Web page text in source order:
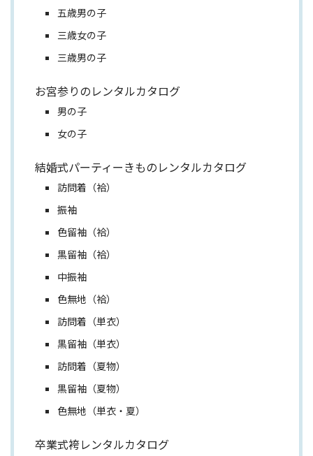
五歳男の子
三歳女の子
三歳男の子
お宮参りのレンタルカタログ
男の子
女の子
結婚式パーティーきものレンタルカタログ
訪問着（袷）
振袖
色留袖（袷）
黒留袖（袷）
中振袖
色無地（袷）
訪問着（単衣）
黒留袖（単衣）
訪問着（夏物）
黒留袖（夏物）
色無地（単衣・夏）
卒業式袴レンタルカタログ